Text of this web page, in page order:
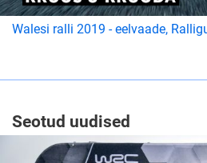
Walesi ralli 2019 - eelvaade,
Seotud uudised